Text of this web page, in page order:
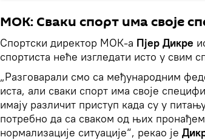
МОК: Сваки спорт има своје
Спортски директор МОК-а Пјер Дикре
спортиста неће изгледати исто у свим
„Разговарали смо са међународним
иста, али сваки спорт има своје
имају различит приступ када су у
потребно да са сваком од њих
нормализације ситуације“, рекао је